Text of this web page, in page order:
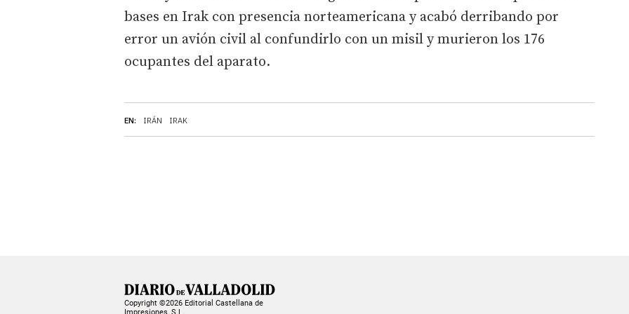
EN: IRÁN IRAK
bases en Irak con presencia norteamericana y acabó derribando por
error un avión civil al confundirlo con un misil y murieron los 176
ocupantes del aparato.
Copyright ©2026 Editorial Castellana de
Impresiones, S.L.